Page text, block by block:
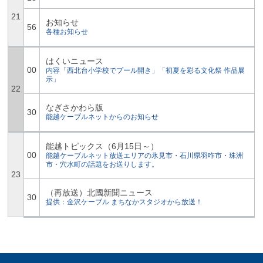
21
56 お知らせ
各種お知らせ
22
00
はくいニュース
内容「西北台小学校でプール開き」「初夏を彩る文化祭 作品展
示」
30 なぎさかわら版
能越ケーブルネットからのお知らせ
23
00
能越トピックス（6月15日～）
能越ケーブルネット放送エリアの氷見市・石川県羽咋市・珠洲
市・穴水町の話題をお送りします。
30 （再放送）北國新聞ニュース
提供：金沢ケーブル まちなかスタジオから放送！